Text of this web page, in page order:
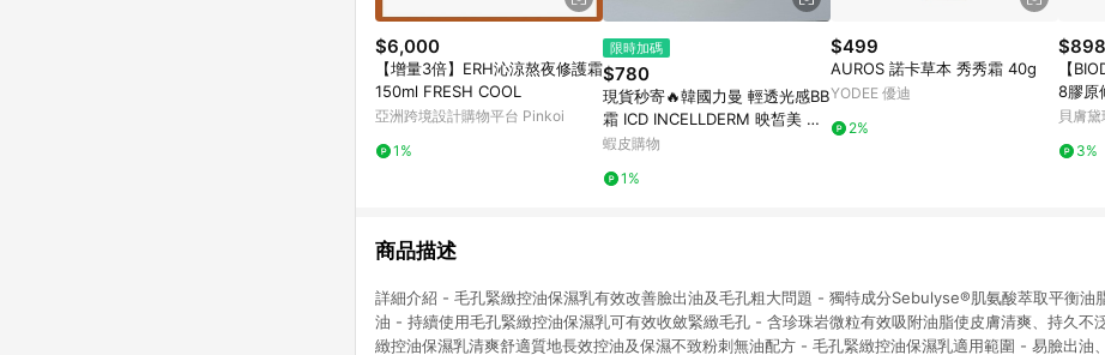
$6,000
【增量3倍】ERH沁涼熬夜修護霜
150ml FRESH COOL
亞洲跨境設計購物平台 Pinkoi
1%
限時加碼
$780
現貨秒寄🔥韓國力曼 輕透光感BB
霜 ICD INCELLDERM 映皙美 官
方公司貨✨Riman 力曼
蝦皮購物
1%
$499
AUROS 諾卡草本 秀秀霜 40g
YODEE 優迪
2%
$898
【
8膠原
貝膚
3%
商品描述
詳細介紹 - 毛孔緊緻控油保濕乳有效改善臉出油及毛孔粗大問題 - 獨特成分Sebulyse®肌氨酸萃取平衡油
油 - 持續使用毛孔緊緻控油保濕乳可有效收斂緊緻毛孔 - 含珍珠岩微粒有效吸附油脂使皮膚清爽、持久不
緻控油保濕乳清爽舒適質地長效控油及保濕不致粉刺無油配方 - 毛孔緊緻控油保濕乳適用範圍 - 易臉出油